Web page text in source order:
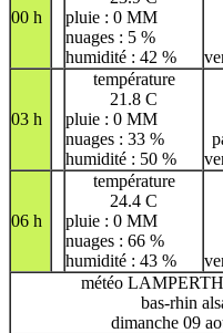
00 h
pluie : 0 MM
nuages : 5 %
humidité : 42 %
03 h
température
21.8 C
pluie : 0 MM
nuages : 33 %
humidité : 50 %
06 h
température
24.4 C
pluie : 0 MM
nuages : 66 %
humidité : 43 %
météo
bas-rhin
dimanche 09